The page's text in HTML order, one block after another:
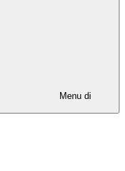
Menu di